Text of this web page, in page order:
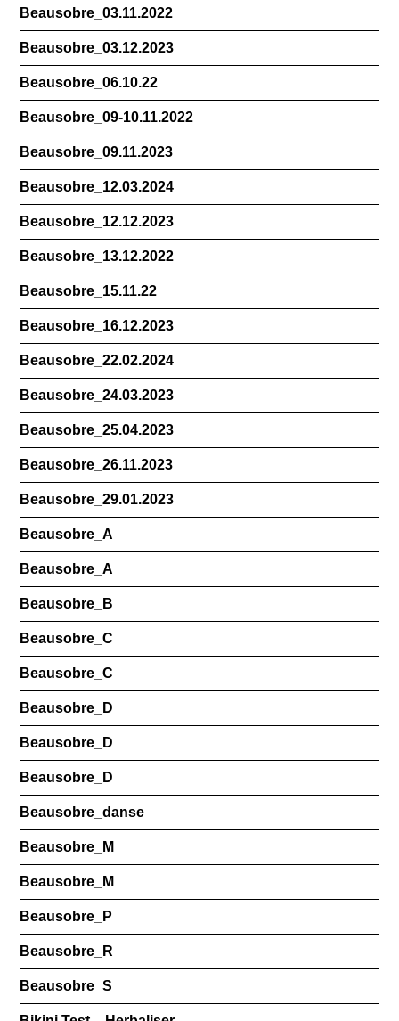
Beausobre_03.11.2022
Beausobre_03.12.2023
Beausobre_06.10.22
Beausobre_09-10.11.2022
Beausobre_09.11.2023
Beausobre_12.03.2024
Beausobre_12.12.2023
Beausobre_13.12.2022
Beausobre_15.11.22
Beausobre_16.12.2023
Beausobre_22.02.2024
Beausobre_24.03.2023
Beausobre_25.04.2023
Beausobre_26.11.2023
Beausobre_29.01.2023
Beausobre_A
Beausobre_A
Beausobre_B
Beausobre_C
Beausobre_C
Beausobre_D
Beausobre_D
Beausobre_D
Beausobre_danse
Beausobre_M
Beausobre_M
Beausobre_P
Beausobre_R
Beausobre_S